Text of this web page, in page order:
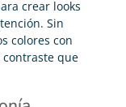
crear looks
Sin
colores con
que